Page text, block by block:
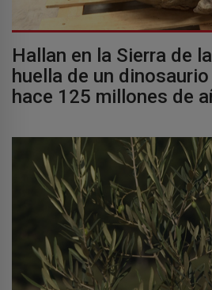
Hallan en la Sierra de
huella de un
hace 125 millones de